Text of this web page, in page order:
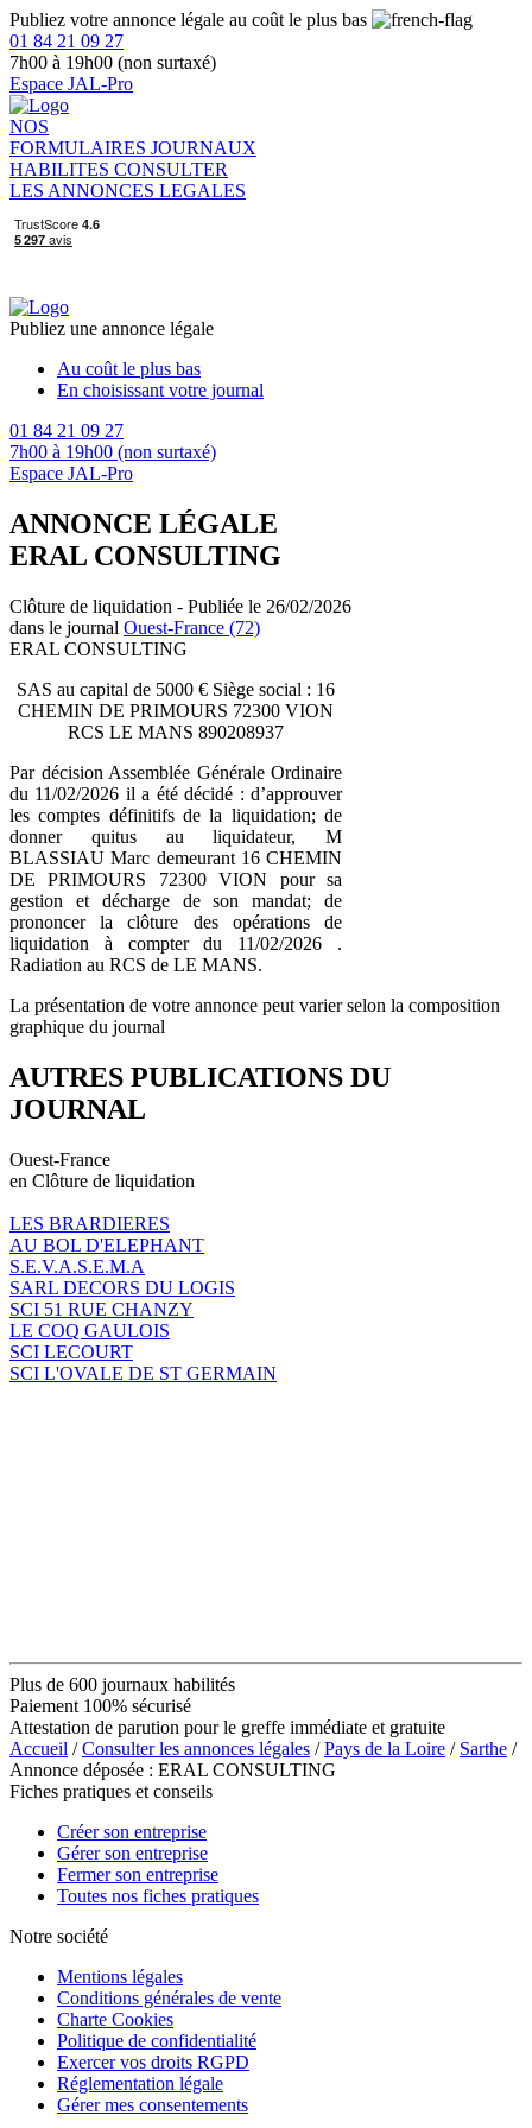
Publiez votre annonce légale au coût le plus bas
01 84 21 09 27
7h00 à 19h00 (non surtaxé)
Espace JAL-Pro
NOS
FORMULAIRES JOURNAUX
HABILITES CONSULTER
LES ANNONCES LEGALES
Publiez une annonce légale
Au coût le plus bas
En choisissant votre journal
01 84 21 09 27
7h00 à 19h00 (non surtaxé)
Espace JAL-Pro
ANNONCE LÉGALE
ERAL CONSULTING
Clôture de liquidation - Publiée le 26/02/2026
dans le journal Ouest-France (72)
ERAL CONSULTING
SAS au capital de 5000 € Siège social : 16
CHEMIN DE PRIMOURS 72300 VION
RCS LE MANS 890208937
Par décision Assemblée Générale Ordinaire
du 11/02/2026 il a été décidé : d’approuver
les comptes définitifs de la liquidation; de
donner quitus au liquidateur, M
BLASSIAU Marc demeurant 16 CHEMIN
DE PRIMOURS 72300 VION pour sa
gestion et décharge de son mandat; de
prononcer la clôture des opérations de
liquidation à compter du 11/02/2026 .
Radiation au RCS de LE MANS.
La présentation de votre annonce peut varier selon la composition
graphique du journal
AUTRES PUBLICATIONS DU
JOURNAL
Ouest-France
en Clôture de liquidation
LES BRARDIERES
AU BOL D'ELEPHANT
S.E.V.A.S.E.M.A
SARL DECORS DU LOGIS
SCI 51 RUE CHANZY
LE COQ GAULOIS
SCI LECOURT
SCI L'OVALE DE ST GERMAIN
Plus de 600 journaux habilités
Paiement 100% sécurisé
Attestation de parution pour le greffe immédiate et gratuite
Accueil /Consulter les annonces légales /Pays de la Loire / Sarthe /
Annonce déposée : ERAL CONSULTING
Fiches pratiques et conseils
Créer son entreprise
Gérer son entreprise
Fermer son entreprise
Toutes nos fiches pratiques
Notre société
Mentions légales
Conditions générales de vente
Charte Cookies
Politique de confidentialité
Exercer vos droits RGPD
Réglementation légale
Gérer mes consentements